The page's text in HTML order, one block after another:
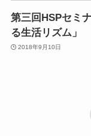
第三回HSPセミ
る生活リズム」
2018年9月10日